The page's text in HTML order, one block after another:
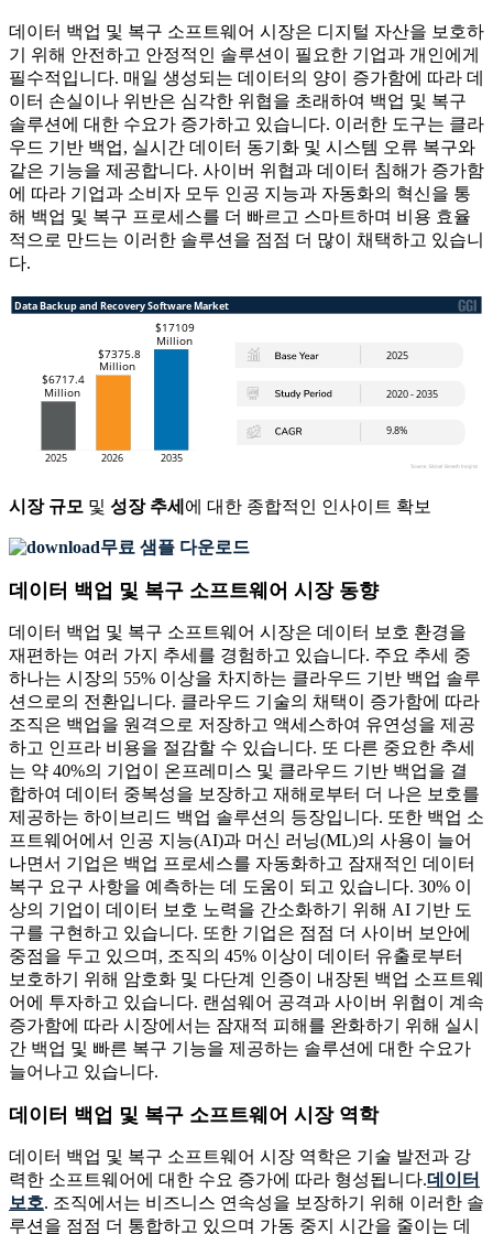
데이터 백업 및 복구 소프트웨어 시장은 디지털 자산을 보호하
기 위해 안전하고 안정적인 솔루션이 필요한 기업과 개인에게
필수적입니다. 매일 생성되는 데이터의 양이 증가함에 따라 데
이터 손실이나 위반은 심각한 위협을 초래하여 백업 및 복구
솔루션에 대한 수요가 증가하고 있습니다. 이러한 도구는 클라
우드 기반 백업, 실시간 데이터 동기화 및 시스템 오류 복구와
같은 기능을 제공합니다. 사이버 위협과 데이터 침해가 증가함
에 따라 기업과 소비자 모두 인공 지능과 자동화의 혁신을 통
해 백업 및 복구 프로세스를 더 빠르고 스마트하며 비용 효율
적으로 만드는 이러한 솔루션을 점점 더 많이 채택하고 있습니
다.
시장 규모 및 성장 추세 에 대한 종합적인 인사이트 확보
무료 샘플 다운로드
데이터 백업 및 복구 소프트웨어 시장 동향
데이터 백업 및 복구 소프트웨어 시장은 데이터 보호 환경을
재편하는 여러 가지 추세를 경험하고 있습니다. 주요 추세 중
하나는 시장의 55% 이상을 차지하는 클라우드 기반 백업 솔루
션으로의 전환입니다. 클라우드 기술의 채택이 증가함에 따라
조직은 백업을 원격으로 저장하고 액세스하여 유연성을 제공
하고 인프라 비용을 절감할 수 있습니다. 또 다른 중요한 추세
는 약 40%의 기업이 온프레미스 및 클라우드 기반 백업을 결
합하여 데이터 중복성을 보장하고 재해로부터 더 나은 보호를
제공하는 하이브리드 백업 솔루션의 등장입니다. 또한 백업 소
프트웨어에서 인공 지능(AI)과 머신 러닝(ML)의 사용이 늘어
나면서 기업은 백업 프로세스를 자동화하고 잠재적인 데이터
복구 요구 사항을 예측하는 데 도움이 되고 있습니다. 30% 이
상의 기업이 데이터 보호 노력을 간소화하기 위해 AI 기반 도
구를 구현하고 있습니다. 또한 기업은 점점 더 사이버 보안에
중점을 두고 있으며, 조직의 45% 이상이 데이터 유출로부터
보호하기 위해 암호화 및 다단계 인증이 내장된 백업 소프트웨
어에 투자하고 있습니다. 랜섬웨어 공격과 사이버 위협이 계속
증가함에 따라 시장에서는 잠재적 피해를 완화하기 위해 실시
간 백업 및 빠른 복구 기능을 제공하는 솔루션에 대한 수요가
늘어나고 있습니다.
데이터 백업 및 복구 소프트웨어 시장 역학
데이터 백업 및 복구 소프트웨어 시장 역학은 기술 발전과 강
력한 소프트웨어에 대한 수요 증가에 따라 형성됩니다.데이터
보호. 조직에서는 비즈니스 연속성을 보장하기 위해 이러한 솔
루션을 점점 더 통합하고 있으며 가동 중지 시간을 줄이는 데